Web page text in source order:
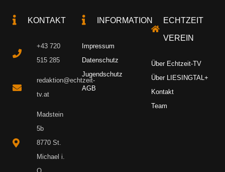
KONTAKT
+43 720
515 285
redaktion@echtzeit-
tv.at
Madstein
5b
8770 St.
Michael i.
INFORMATION
Impressum
Datenschutz
Jugendschutz
AGB
ECHTZEIT
VEREIN
Über Echtzeit-TV
Über LIESINGTAL+
Kontakt
Team